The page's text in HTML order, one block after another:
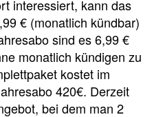
interessiert, kann das
€ (monatlich kündbar)
sind es 6,99 €
monatlich kündigen zu
kostet im
420€. Derzeit
bei dem man 2